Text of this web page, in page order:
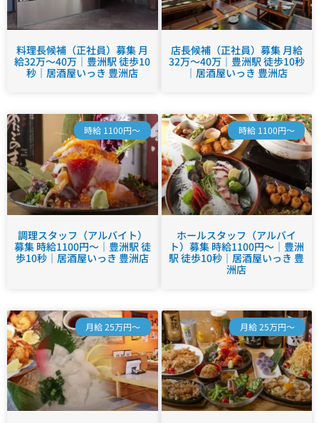
料理長候補（正社員）募集 月
給32万～40万｜豊洲駅 徒歩10
秒｜居酒屋いっき 豊洲店
店長候補（正社員）募集 月給
32万～40万｜豊洲駅 徒歩10秒
｜居酒屋いっき 豊洲店
時給 1100円～
調理スタッフ（アルバイト）
募集 時給1100円～｜豊洲駅 徒
歩10秒｜居酒屋いっき 豊洲店
時給 1100円～
ホールスタッフ（アルバイ
ト）募集 時給1100円～｜豊洲
駅 徒歩10秒｜居酒屋いっき 豊
洲店
月給 25万円～ 月給 25万円～